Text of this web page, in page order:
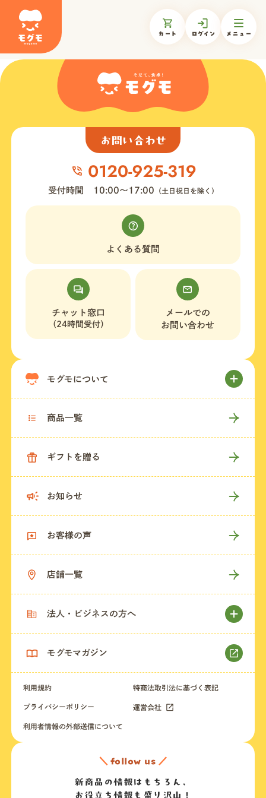
カート ログイン メニュー
モグモについて
ギフトを贈る
店舗一覧
法人・ビジネスの方へ
モグモマガジン
お問い合わせ
受付時間 10:00〜17:00 （土日祝日を除く）
よくある質問
チャット窓口
（24時間受付）
メールでの
お問い合わせ
モグモについて
商品一覧
ギフトを贈る
お知らせ
お客様の声
店舗一覧
法人・ビジネスの方へ
モグモマガジン
利用規約 特商法取引法に基づく表記
プライバシーポリシー 運営会社
利用者情報の外部送信について
＼ follow us ／
新商品の情報はもちろん、
お役立ち情報も盛り沢山！